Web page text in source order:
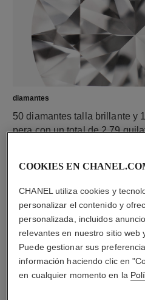
diamantes
50 diamantes talla brillante y
pera con un total de 2,79
central en forma de pera de
Las características de cada
COOKIES EN
CHANEL utiliza cookies y
personalizar el contenido y
personalizada, incluidos
relevantes en nuestro sitio web
Puede gestionar sus
información haciendo clic en
en cualquier momento en la